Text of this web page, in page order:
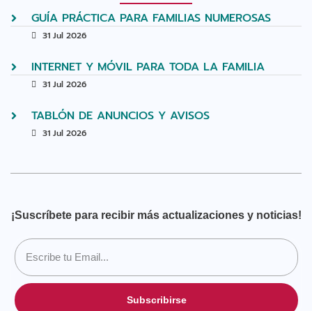
GUÍA PRÁCTICA PARA FAMILIAS NUMEROSAS
31 Jul 2026
INTERNET Y MÓVIL PARA TODA LA FAMILIA
31 Jul 2026
TABLÓN DE ANUNCIOS Y AVISOS
31 Jul 2026
¡Suscríbete para recibir más actualizaciones y noticias!
Subscribirse